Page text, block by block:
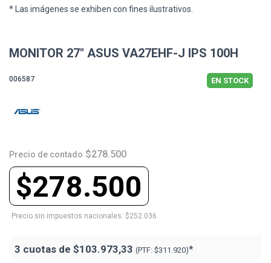
* Las imágenes se exhiben con fines ilustrativos.
MONITOR 27" ASUS VA27EHF-J IPS 100H
006587 EN STOCK
Precio de contado $278.500
$278.500
Precio sin impuestos nacionales: $252.036
3 cuotas de $103.973,33 (PTF: $311.920)*